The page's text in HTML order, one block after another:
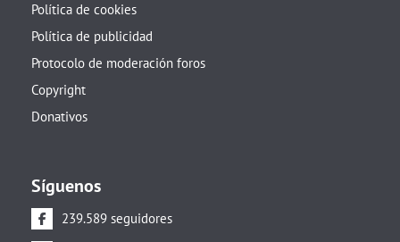
Política de cookies
Política de publicidad
Protocolo de moderación foros
Copyright
Donativos
Síguenos
239.589 seguidores